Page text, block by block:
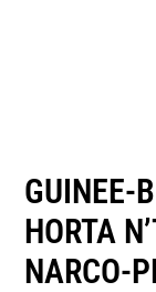
GUINEE-
HORTA
NARCO-